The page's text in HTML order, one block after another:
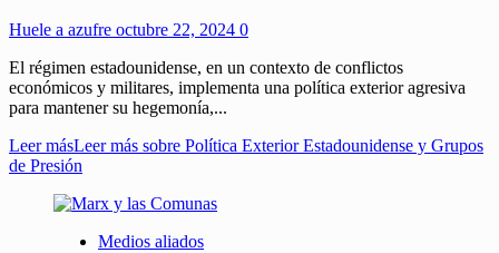
Huele a azufre octubre 22, 2024 0
El régimen estadounidense, en un contexto de conflictos
económicos y militares, implementa una política exterior agresiva
para mantener su hegemonía,...
Leer másLeer más sobre Política Exterior Estadounidense y Grupos
de Presión
Medios aliados